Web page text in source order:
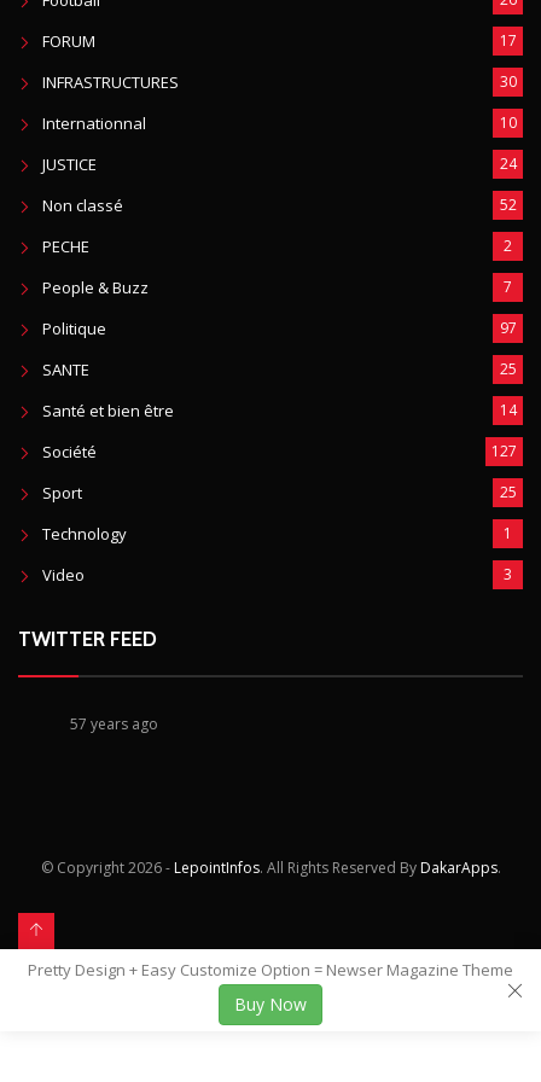
FORUM 17
INFRASTRUCTURES 30
Internationnal 10
JUSTICE 24
Non classé 52
PECHE 2
People & Buzz 7
Politique 97
SANTE 25
Santé et bien être 14
Société 127
Sport 25
Technology 1
Video 3
TWITTER FEED
57 years ago
© Copyright2026 - LepointInfos. All Rights Reserved By DakarApps.
Pretty Design + Easy Customize Option = Newser Magazine Theme
Buy Now